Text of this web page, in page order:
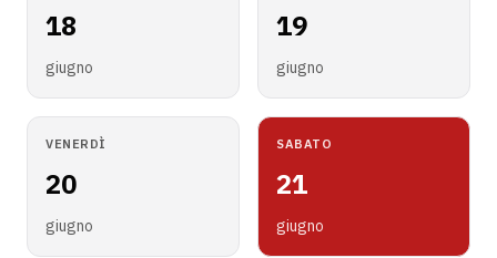
18
giugno
19
giugno
VENERDÌ
20
giugno
SABATO
21
giugno